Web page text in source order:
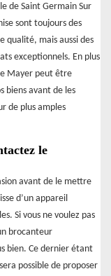
de Saint Germain Sur
sont toujours des
qualité, mais aussi des
exceptionnels. En plus
Mayer peut être
biens avant de les
de plus amples
le
avant de le mettre
d’un appareil
Si vous ne voulez pas
brocanteur
bien. Ce dernier étant
possible de proposer